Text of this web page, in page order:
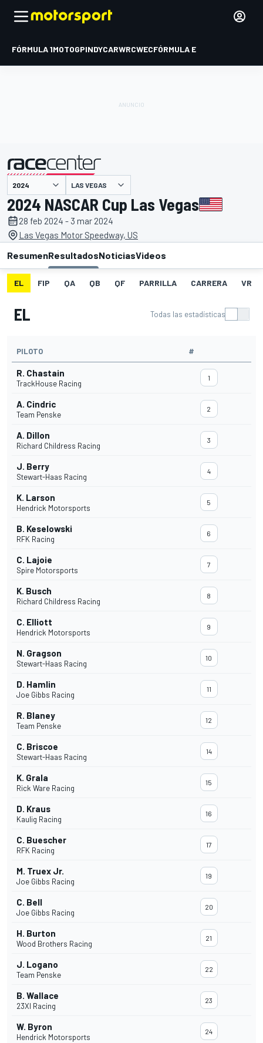
FÓRMULA 1MOTOGPINDYCARWRCWECFÓRMULA E
presentado por LAS VEGAS
2024 NASCAR Cup Las Vegas
28 feb 2024 - 3 mar 2024
Las Vegas Motor Speedway, US
ResumenResultadosNoticiasVideos
EL FIP QA QB QF PARRILLA CARRERA VR
EL Todas las estadísticas
PILOTO #
R. Chastain
TrackHouse Racing
1
A. Cindric
Team Penske
2
A. Dillon
Richard Childress Racing
3
J. Berry
Stewart-Haas Racing
4
K. Larson
Hendrick Motorsports
5
B. Keselowski
RFK Racing
6
C. Lajoie
Spire Motorsports
7
K. Busch
Richard Childress Racing
8
C. Elliott
Hendrick Motorsports
9
N. Gragson
Stewart-Haas Racing
10
D. Hamlin
Joe Gibbs Racing
11
R. Blaney
Team Penske
12
C. Briscoe
Stewart-Haas Racing
14
K. Grala
Rick Ware Racing
15
D. Kraus
Kaulig Racing
16
C. Buescher
RFK Racing
17
M. Truex Jr.
Joe Gibbs Racing
19
C. Bell
Joe Gibbs Racing
20
H. Burton
Wood Brothers Racing
21
J. Logano
Team Penske
22
B. Wallace
23XI Racing
23
W. Byron
Hendrick Motorsports
24